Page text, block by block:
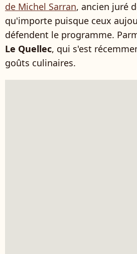
de Michel Sarran, ancien juré
qu'importe puisque ceux
défendent le programme.
Le Quellec, qui s'est
goûts culinaires.